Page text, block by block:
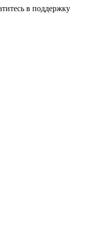
в поддержку